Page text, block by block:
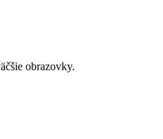
obrazovky.